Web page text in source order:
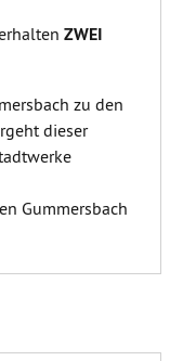
ZWEI
zu den
dieser
Gummersbach